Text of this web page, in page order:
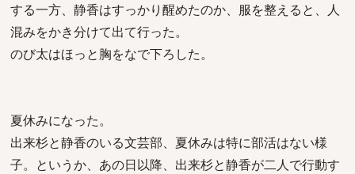
する一方、静香はすっかり醒めたのか、服を整えると、人
混みをかき分けて出て行った。
のび太はほっと胸をなで下ろした。
夏休みになった。
出来杉と静香のいる文芸部、夏休みは特に部活はない様
子。というか、あの日以降、出来杉と静香が二人で行動す